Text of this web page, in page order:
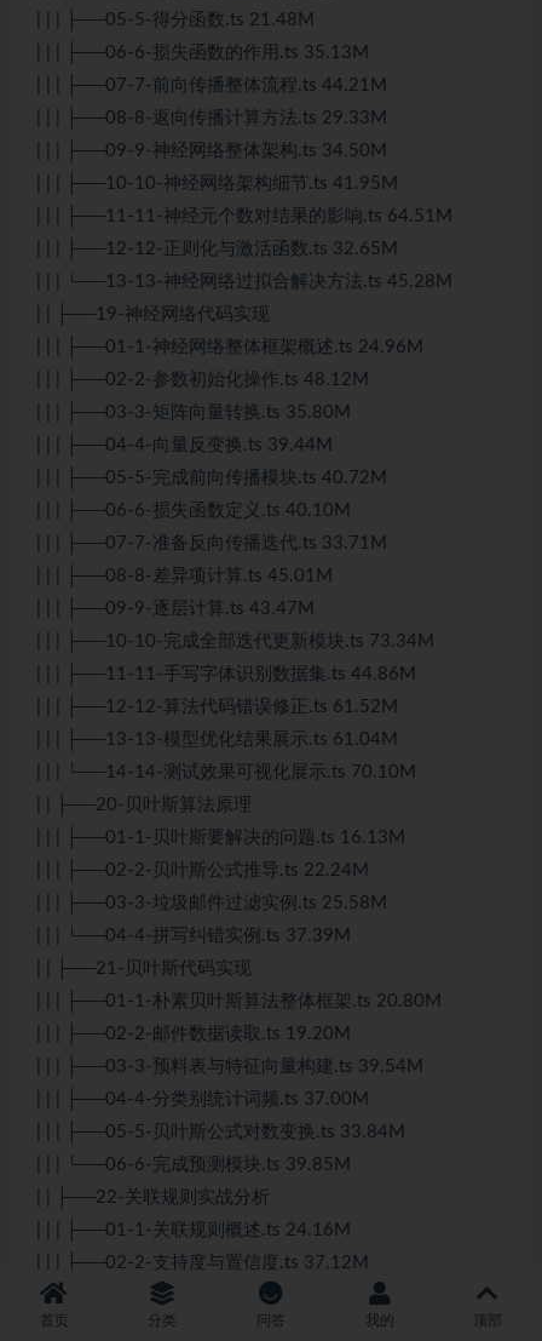
| | | ├──05-5-得分函数.ts 21.48M
| | | ├──06-6-损失函数的作用.ts 35.13M
| | | ├──07-7-前向传播整体流程.ts 44.21M
| | | ├──08-8-返向传播计算方法.ts 29.33M
| | | ├──09-9-神经网络整体架构.ts 34.50M
| | | ├──10-10-神经网络架构细节.ts 41.95M
| | | ├──11-11-神经元个数对结果的影响.ts 64.51M
| | | ├──12-12-正则化与激活函数.ts 32.65M
| | | └──13-13-神经网络过拟合解决方法.ts 45.28M
| | ├──19-神经网络代码实现
| | | ├──01-1-神经网络整体框架概述.ts 24.96M
| | | ├──02-2-参数初始化操作.ts 48.12M
| | | ├──03-3-矩阵向量转换.ts 35.80M
| | | ├──04-4-向量反变换.ts 39.44M
| | | ├──05-5-完成前向传播模块.ts 40.72M
| | | ├──06-6-损失函数定义.ts 40.10M
| | | ├──07-7-准备反向传播迭代.ts 33.71M
| | | ├──08-8-差异项计算.ts 45.01M
| | | ├──09-9-逐层计算.ts 43.47M
| | | ├──10-10-完成全部迭代更新模块.ts 73.34M
| | | ├──11-11-手写字体识别数据集.ts 44.86M
| | | ├──12-12-算法代码错误修正.ts 61.52M
| | | ├──13-13-模型优化结果展示.ts 61.04M
| | | └──14-14-测试效果可视化展示.ts 70.10M
| | ├──20-贝叶斯算法原理
| | | ├──01-1-贝叶斯要解决的问题.ts 16.13M
| | | ├──02-2-贝叶斯公式推导.ts 22.24M
| | | ├──03-3-垃圾邮件过滤实例.ts 25.58M
| | | └──04-4-拼写纠错实例.ts 37.39M
| | ├──21-贝叶斯代码实现
| | | ├──01-1-朴素贝叶斯算法整体框架.ts 20.80M
| | | ├──02-2-邮件数据读取.ts 19.20M
| | | ├──03-3-预料表与特征向量构建.ts 39.54M
| | | ├──04-4-分类别统计词频.ts 37.00M
| | | ├──05-5-贝叶斯公式对数变换.ts 33.84M
| | | └──06-6-完成预测模块.ts 39.85M
| | ├──22-关联规则实战分析
| | | ├──01-1-关联规则概述.ts 24.16M
| | | ├──02-2-支持度与置信度.ts 37.12M
| | | ├──03-3-提升度的作用.ts 46.28M
| | | ├──04-4-Python实战关联规则.ts 38.29M
首页 分类 问答 我的 顶部